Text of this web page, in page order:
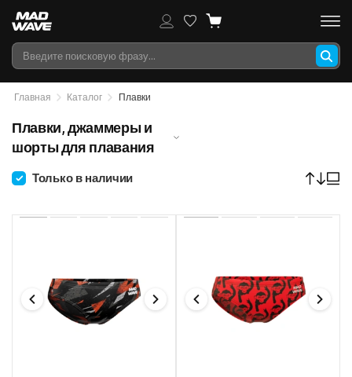
Главная Каталог Плавки
Плавки, джаммеры и
шорты для плавания
Только в наличии